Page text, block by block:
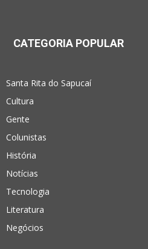
CATEGORIA POPULAR
Santa Rita do Sapucaí
Cultura
Gente
Colunistas
História
Notícias
Tecnologia
Literatura
Negócios